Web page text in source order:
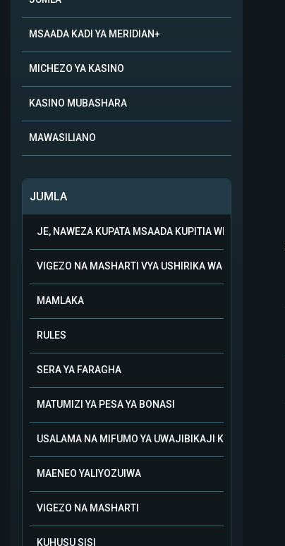
MSAADA KADI YA MERIDIAN+
MICHEZO YA KASINO
KASINO MUBASHARA
MAWASILIANO
JUMLA
JE, NAWEZA KUPATA MSAADA KUPITIA WHATSAPP?
VIGEZO NA MASHARTI VYA USHIRIKA WA BIASHARA
MAMLAKA
RULES
SERA YA FARAGHA
MATUMIZI YA PESA YA BONASI
USALAMA NA MIFUMO YA UWAJIBIKAJI KATIKA KAMARI
MAENEO YALIYOZUIWA
VIGEZO NA MASHARTI
KUHUSU SISI